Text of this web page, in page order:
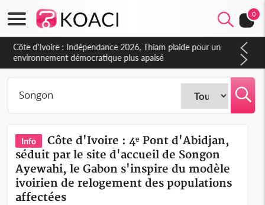
0
Côte d'Ivoire : Indépendance 2026, Thiam plaide pour un
environnement démocratique plus apaisé
Info
Côte d'Ivoire : 4ᵉ Pont d'Abidjan,
séduit par le site d'accueil de Songon
Ayewahi, le Gabon s'inspire du modèle
ivoirien de relogement des populations
affectées